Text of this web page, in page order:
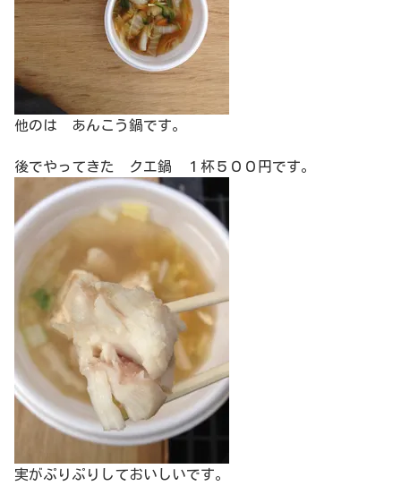
他のは あんこう鍋です。
後でやってきた クエ鍋 １杯５００円です。
実がぷりぷりしておいしいです。